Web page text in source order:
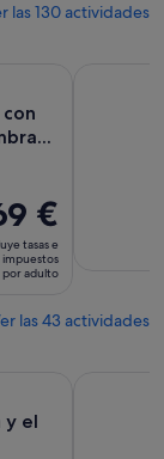
las 130 actividades
€
tasas e
impuestos
por adulto
las 43 actividades
y el